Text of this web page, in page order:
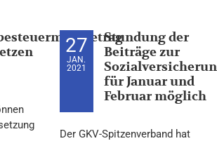
27
JAN.
2021
Stundung der
Beiträge zur
für Januar und
Februar möglich
Der GKV-Spitzenverband hat